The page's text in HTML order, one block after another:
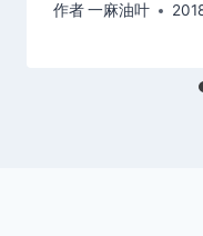
作者一麻油叶